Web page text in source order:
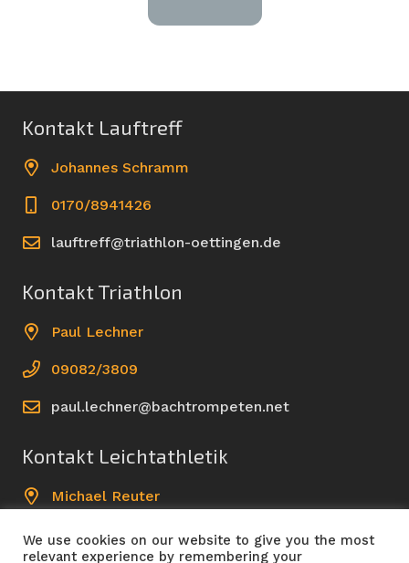
Kontakt Lauftreff
Johannes Schramm
0170/8941426
lauftreff@triathlon-oettingen.de
Kontakt Triathlon
Paul Lechner
09082/3809
paul.lechner@bachtrompeten.net
Kontakt Leichtathletik
Michael Reuter
09082/961499
We use cookies on our website to give you the most
relevant experience by remembering your